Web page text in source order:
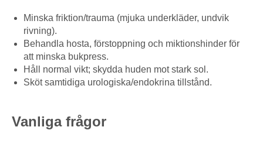
Minska friktion/trauma (mjuka underkläder, undvik
rivning).
Behandla hosta, förstoppning och miktionshinder för
att minska bukpress.
Håll normal vikt; skydda huden mot stark sol.
Sköt samtidiga urologiska/endokrina tillstånd.
Vanliga frågor